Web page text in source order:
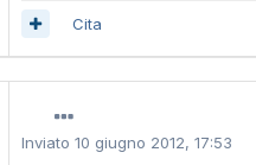
Cita
Inviato10 giugno 2012, 17:53